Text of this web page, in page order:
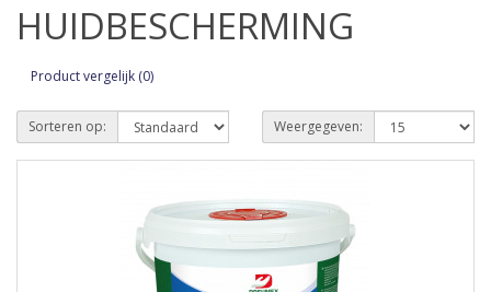
HUIDBESCHERMING
Product vergelijk (0)
Sorteren op: Weergegeven: